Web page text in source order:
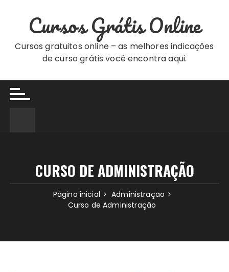
conteúdo
Cursos Grátis Online
Cursos gratuitos online – as melhores indicações
de curso grátis você encontra aqui.
CURSO DE ADMINISTRAÇÃO
Página inicial
Administração
Curso de Administração